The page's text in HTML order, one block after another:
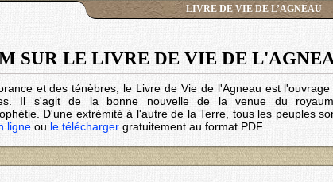
LIVRE DE VIE DE L’AGNEAU
SUR LE LIVRE DE VIE DE
et des ténèbres, le Livre de Vie de l'Agneau est
Il s'agit de la bonne nouvelle de la venue du
D'une extrémité à l'autre de la Terre, tous les peuples
ligne ou le télécharger gratuitement au format PDF.